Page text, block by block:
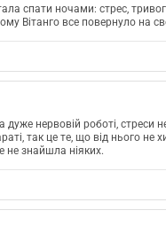
спати ночами: стрес,
Вітанго все повернуло на
нервовій роботі, стреси
так це те, що від нього
не знайшла ніяких.